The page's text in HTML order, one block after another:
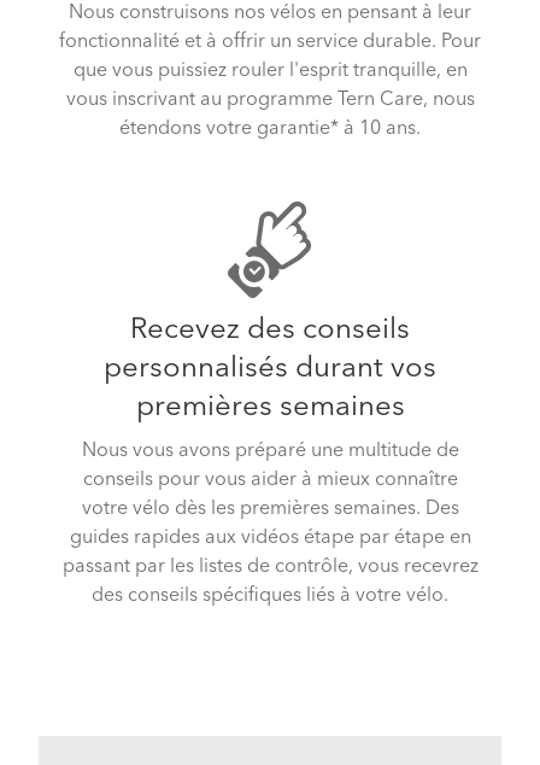
Nous construisons nos vélos en pensant à leur
fonctionnalité et à offrir un service durable. Pour
que vous puissiez rouler l'esprit tranquille, en
vous inscrivant au programme Tern Care, nous
étendons votre garantie* à 10 ans.
Recevez des conseils
personnalisés durant vos
premières semaines
Nous vous avons préparé une multitude de
conseils pour vous aider à mieux connaître
votre vélo dès les premières semaines. Des
guides rapides aux vidéos étape par étape en
passant par les listes de contrôle, vous recevrez
des conseils spécifiques liés à votre vélo.